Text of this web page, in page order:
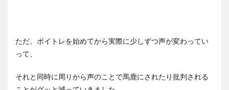
ただ、ボイトレを始めてから実際に少しずつ声が変わってい
って、
それと同時に周りから声のことで馬鹿にされたり批判される